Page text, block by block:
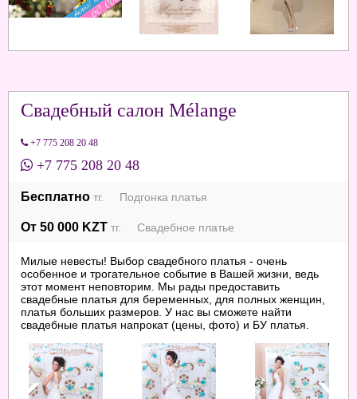
Свадебный салон Mélange
+7 775 208 20 48
+7 775 208 20 48
Бесплатно тг. Подгонка платья
От 50 000 KZT тг. Свадебное платье
Милые невесты! Выбор свадебного платья - очень
особенное и трогательное событие в Вашей жизни, ведь
этот момент неповторим. Мы рады предоставить
свадебные платья для беременных, для полных женщин,
платья больших размеров. У нас вы сможете найти
свадебные платья напрокат (цены, фото) и БУ платья.